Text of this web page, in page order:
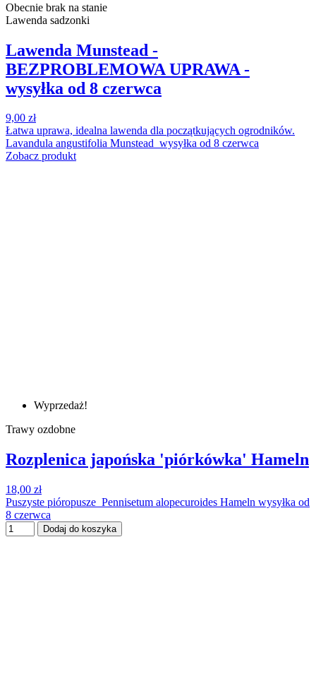
Obecnie brak na stanie
Lawenda sadzonki
Lawenda Munstead -
BEZPROBLEMOWA UPRAWA -
wysyłka od 8 czerwca
9,00 zł
Łatwa uprawa, idealna lawenda dla początkujących ogrodników.
Lavandula angustifolia Munstead wysyłka od 8 czerwca
Zobacz produkt
Wyprzedaż!
Trawy ozdobne
Rozplenica japońska 'piórkówka' Hameln
18,00 zł
Puszyste pióropusze Pennisetum alopecuroides Hameln wysyłka od
8 czerwca
Dodaj do koszyka